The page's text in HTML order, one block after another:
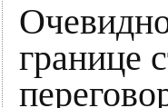
границе